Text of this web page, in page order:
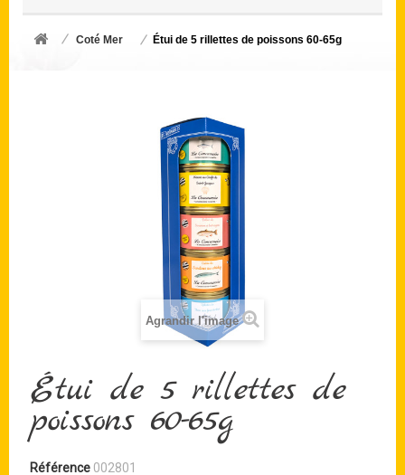
Coté Mer Étui de 5 rillettes de poissons 60-65g
Agrandir l'image
Étui de 5 rillettes de
poissons 60-65g
Référence 002801